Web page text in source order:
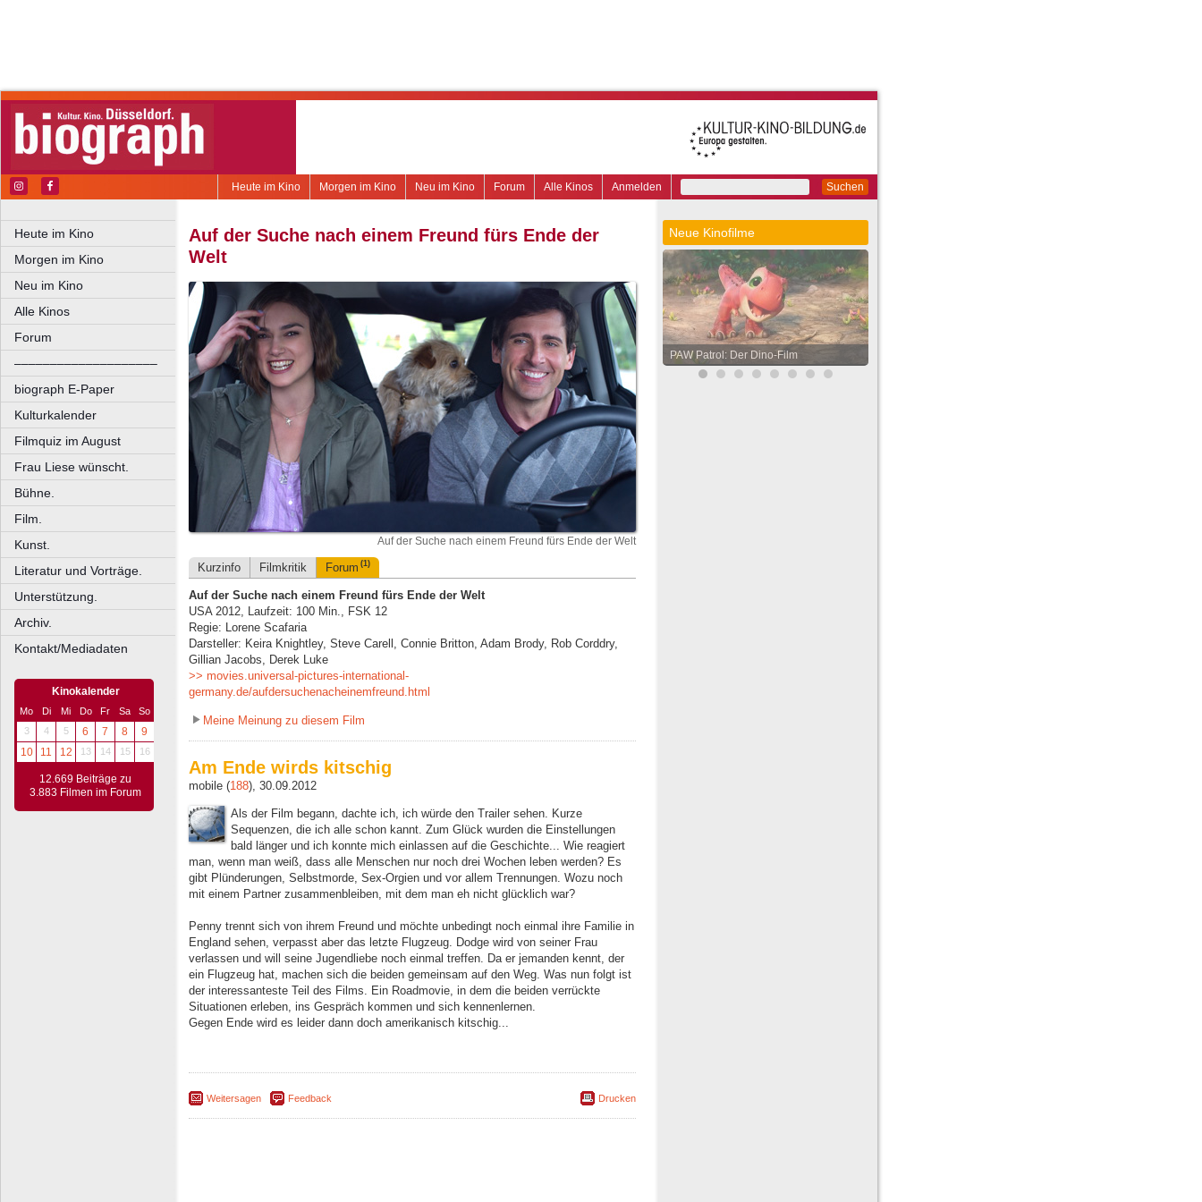
Suchen
Anmelden
Alle Kinos
Forum
Neu im Kino
Morgen im Kino
Heute im Kino
Heute im Kino
Morgen im Kino
Neu im Kino
Alle Kinos
Forum
––––––––––––––––––––
biograph E-Paper
Kulturkalender
Filmquiz im August
Frau Liese wünscht.
Bühne.
Film.
Kunst.
Literatur und Vorträge.
Unterstützung.
Archiv.
Kontakt/Mediadaten
Kinokalender
Mo Di Mi Do Fr Sa
So
3
4 5 6 7 8
9
10
11 12 13 14 15 16
12.669 Beiträge zu
3.883 Filmen im Forum
Auf der Suche nach einem Freund fürs Ende der
Welt
Auf der Suche nach einem Freund fürs Ende der Welt
Kurzinfo Filmkritik Forum (1)
Auf der Suche nach einem Freund fürs Ende der Welt
USA 2012, Laufzeit: 100 Min., FSK 12
Regie: Lorene Scafaria
Darsteller: Keira Knightley, Steve Carell, Connie Britton, Adam Brody, Rob Corddry,
Gillian Jacobs, Derek Luke
>> movies.universal-pictures-international-
germany.de/aufdersuchenacheinemfreund.html
Meine Meinung zu diesem Film
Am Ende wirds kitschig
mobile (188), 30.09.2012
Als der Film begann, dachte ich, ich würde den Trailer sehen. Kurze
Sequenzen, die ich alle schon kannt. Zum Glück wurden die Einstellungen
bald länger und ich konnte mich einlassen auf die Geschichte... Wie reagiert
man, wenn man weiß, dass alle Menschen nur noch drei Wochen leben werden? Es
gibt Plünderungen, Selbstmorde, Sex-Orgien und vor allem Trennungen. Wozu noch
mit einem Partner zusammenbleiben, mit dem man eh nicht glücklich war?
Penny trennt sich von ihrem Freund und möchte unbedingt noch einmal ihre Familie in
England sehen, verpasst aber das letzte Flugzeug. Dodge wird von seiner Frau
verlassen und will seine Jugendliebe noch einmal treffen. Da er jemanden kennt, der
ein Flugzeug hat, machen sich die beiden gemeinsam auf den Weg. Was nun folgt ist
der interessanteste Teil des Films. Ein Roadmovie, in dem die beiden verrückte
Situationen erleben, ins Gespräch kommen und sich kennenlernen.
Gegen Ende wird es leider dann doch amerikanisch kitschig...
Weitersagen Feedback Drucken
Neue Kinofilme
Eli Roth's Ice Cream Man